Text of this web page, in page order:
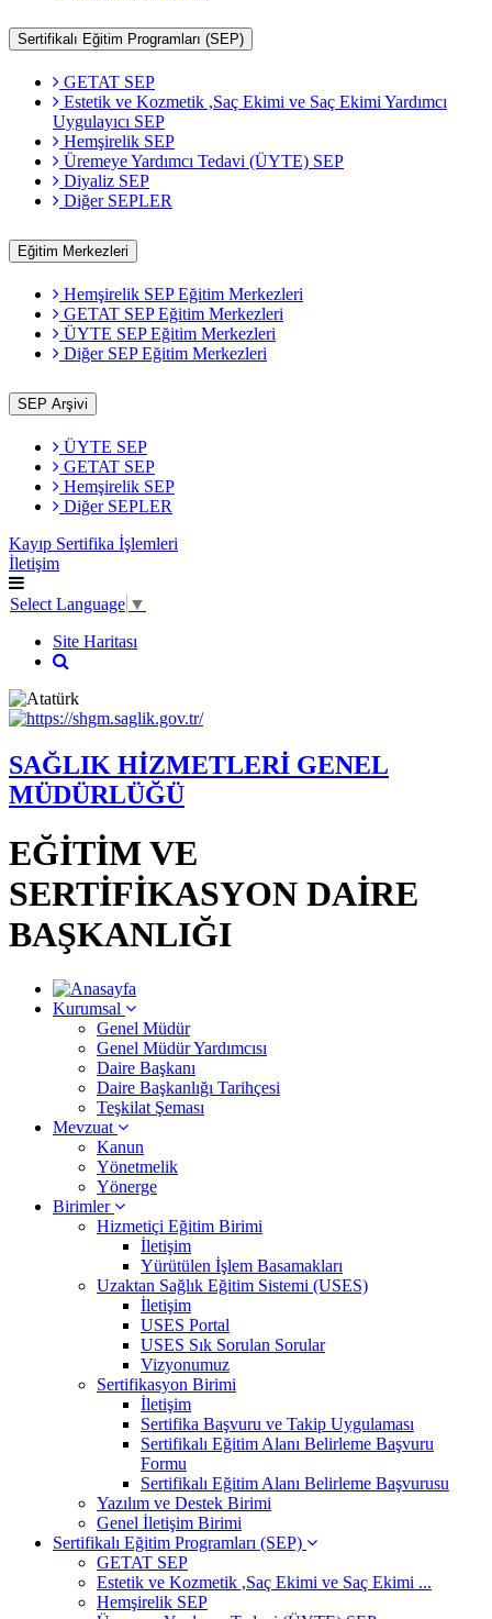
Sertifikalı Eğitim Programları (SEP)
GETAT SEP
Estetik ve Kozmetik ,Saç Ekimi ve Saç Ekimi Yardımcı
Uygulayıcı SEP
Hemşirelik SEP
Üremeye Yardımcı Tedavi (ÜYTE) SEP
Diyaliz SEP
Diğer SEPLER
Eğitim Merkezleri
Hemşirelik SEP Eğitim Merkezleri
GETAT SEP Eğitim Merkezleri
ÜYTE SEP Eğitim Merkezleri
Diğer SEP Eğitim Merkezleri
SEP Arşivi
ÜYTE SEP
GETAT SEP
Hemşirelik SEP
Diğer SEPLER
Kayıp Sertifika İşlemleri
İletişim
Select Language ▼
Site Haritası
SAĞLIK HİZMETLERİ GENEL
MÜDÜRLÜĞÜ
EĞİTİM VE
SERTİFİKASYON DAİRE
BAŞKANLIĞI
Kurumsal
Genel Müdür
Genel Müdür Yardımcısı
Daire Başkanı
Daire Başkanlığı Tarihçesi
Teşkilat Şeması
Mevzuat
Kanun
Yönetmelik
Yönerge
Birimler
Hizmetiçi Eğitim Birimi
İletişim
Yürütülen İşlem Basamakları
Uzaktan Sağlık Eğitim Sistemi (USES)
İletişim
USES Portal
USES Sık Sorulan Sorular
Vizyonumuz
Sertifikasyon Birimi
İletişim
Sertifika Başvuru ve Takip Uygulaması
Sertifikalı Eğitim Alanı Belirleme Başvuru
Formu
Sertifikalı Eğitim Alanı Belirleme Başvurusu
Yazılım ve Destek Birimi
Genel İletişim Birimi
Sertifikalı Eğitim Programları (SEP)
GETAT SEP
Estetik ve Kozmetik ,Saç Ekimi ve Saç Ekimi ...
Hemşirelik SEP